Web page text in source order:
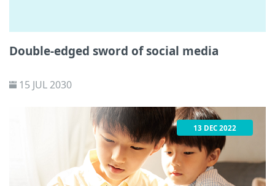
Double-edged sword of social media
15 JUL 2030
13 DEC 2022